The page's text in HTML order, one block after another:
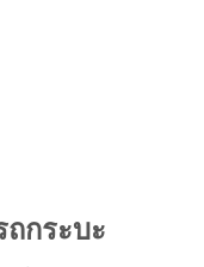
ถกระบะ